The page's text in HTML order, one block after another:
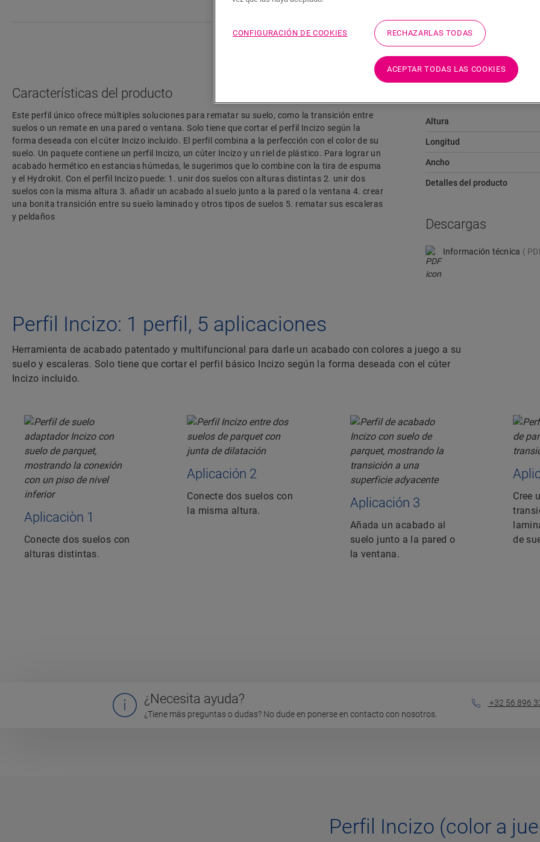
Acceso rápido a Descargas
Características del producto
Este perfil único ofrece múltiples soluciones para rematar su suelo, como la transición entre
suelos o un remate en una pared o ventana. Solo tiene que cortar el perfil Incizo según la
forma deseada con el cúter Incizo incluido. El perfil combina a la perfección con el color de su
suelo. Un paquete contiene un perfil Incizo, un cúter Incizo y un riel de plástico. Para lograr un
acabado hermético en estancias húmedas, le sugerimos que lo combine con la tira de espuma
y el Hydrokit. Con el perfil Incizo puede: 1. unir dos suelos con alturas distintas 2. unir dos
suelos con la misma altura 3. añadir un acabado al suelo junto a la pared o la ventana 4. crear
una bonita transición entre su suelo laminado y otros tipos de suelos 5. rematar sus escaleras
y peldaños
Altura
Longitud
Ancho
Detalles del producto
Descargas
Información técnica
Perfil Incizo: 1 perfil, 5 aplicaciones
Herramienta de acabado patentado y multifuncional para darle un acabado con colores a juego a su
suelo y escaleras. Solo tiene que cortar el perfil básico Incizo según la forma deseada con el cúter
Incizo incluido.
Aplicaciòn 1
Conecte dos suelos con
alturas distintas.
Aplicación 2
Conecte dos suelos con
la misma altura.
Aplicación 3
Añada un acabado al
suelo junto a la pared o
la ventana.
Cree
de
¿Necesita ayuda?
¿Tiene más preguntas o dudas? No dude en ponerse en contacto con nosotros.
+32 56 896
Perfil Incizo (color a
CONFIGURACIÓN DE COOKIES RECHAZARLAS TODAS
ACEPTAR TODAS LAS COOKIES